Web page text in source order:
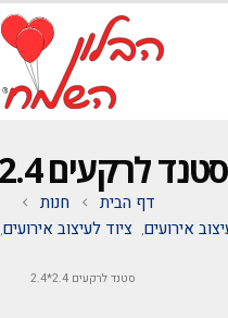
סטנד לרקעים 2.4*2.4
דף הבית
חנות
אירועים, ציוד לעיצוב אירועים,
סטנד לרקעים 2.4*2.4